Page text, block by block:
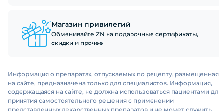
Магазин привилегий
Обменивайте ZN на подарочные сертификаты,
скидки и прочее
Информация о препаратах, отпускаемых по рецепту, размещенная
на сайте, предназначена только для специалистов. Информация,
содержащаяся на сайте, не должна использоваться пациентами
принятия самостоятельного решения о применении
представленных лекарственных препаратов и не может служить